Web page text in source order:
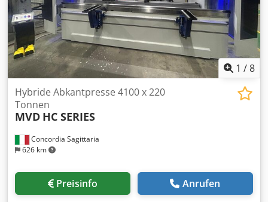
1 /8
Concordia Sagittaria
626 km
Hybride Abkantpresse 4100 x 220
Tonnen
MVD HC SERIES
Preisinfo Anrufen